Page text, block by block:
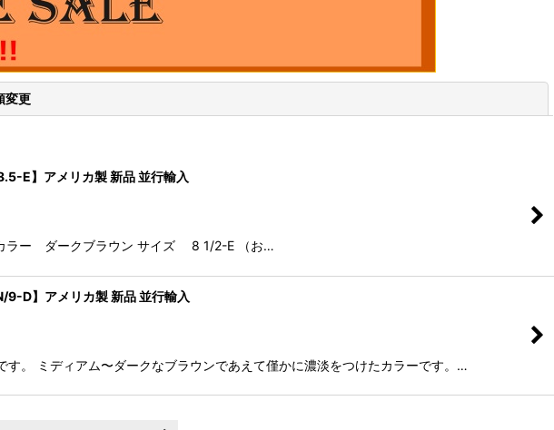
変更
E】アメリカ製 新品 並行輸入
カラー ダークブラウン サイズ 8 1/2-E （お…
D】アメリカ製 新品 並行輸入
。 ミディアム〜ダークなブラウンであえて僅かに濃淡をつけたカラーです。…